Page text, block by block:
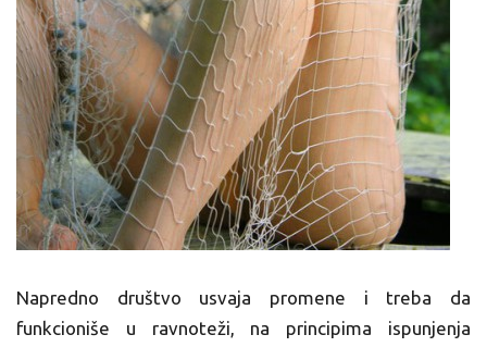
Napredno društvo usvaja promene i treba da
funkcioniše u ravnoteži, na principima ispunjenja